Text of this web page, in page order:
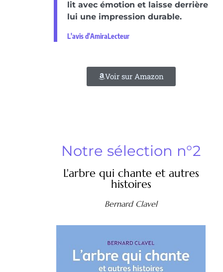
lit avec émotion et laisse derrière
lui une impression durable.
L'avis d'AmiraLecteur
Voir sur Amazon
Notre sélection n°2
L'arbre qui chante et autres
histoires
Bernard Clavel